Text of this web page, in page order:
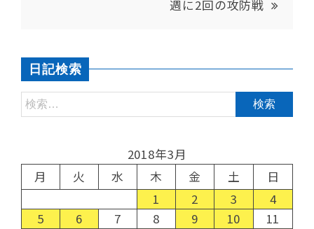
週に2回の攻防戦
日記検索
2018年3月
月
火 水 木 金 土
日
1
2 3
4
5
6 7 8 9 10
11